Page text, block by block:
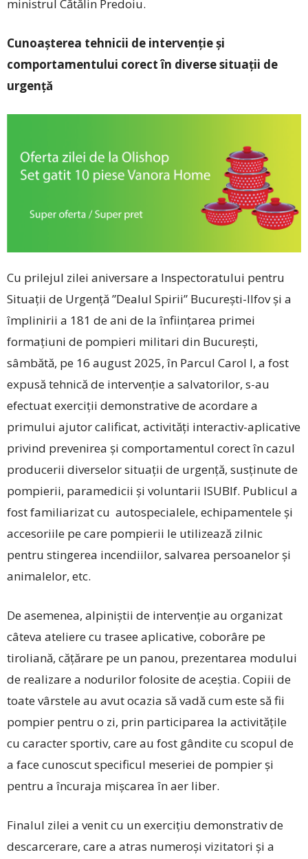
ministrul Cătălin Predoiu.
Cunoașterea tehnicii de intervenție și
comportamentului corect în diverse situații de
urgență
Cu prilejul zilei aniversare a Inspectoratului pentru
Situații de Urgență ”Dealul Spirii” București-Ilfov și a
împlinirii a 181 de ani de la înființarea primei
formațiuni de pompieri militari din Bucureşti,
sâmbătă, pe 16 august 2025, în Parcul Carol I, a fost
expusă tehnică de intervenție a salvatorilor, s-au
efectuat exerciții demonstrative de acordare a
primului ajutor calificat, activități interactiv-aplicative
privind prevenirea și comportamentul corect în cazul
producerii diverselor situații de urgență, susținute de
pompierii, paramedicii și voluntarii ISUBIf. Publicul a
fost familiarizat cu autospecialele, echipamentele și
accesoriile pe care pompierii le utilizează zilnic
pentru stingerea incendiilor, salvarea persoanelor și
animalelor, etc.
De asemenea, alpiniștii de intervenție au organizat
câteva ateliere cu trasee aplicative, coborâre pe
tiroliană, cățărare pe un panou, prezentarea modului
de realizare a nodurilor folosite de aceștia. Copiii de
toate vârstele au avut ocazia să vadă cum este să fii
pompier pentru o zi, prin participarea la activitățile
cu caracter sportiv, care au fost gândite cu scopul de
a face cunoscut specificul meseriei de pompier și
pentru a încuraja mișcarea în aer liber.
Finalul zilei a venit cu un exercițiu demonstrativ de
descarcerare, care a atras numeroși vizitatori și a